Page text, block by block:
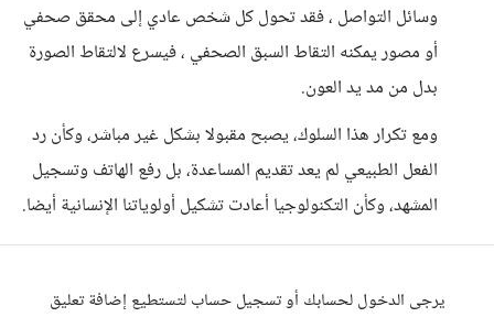
وسائل التواصل ، فقد تحول كل شخص عادي إلى محقق صحفي
أو مصور يمكنه التقاط السبق الصحفي ، فيسرع لالتقاط الصورة
بدل من مد يد العون.
ومع تكرار هذا السلوك، يصبح مقبولا بشكل غير مباشر، وكأن رد
الفعل الطبيعي لم يعد تقديم المساعدة، بل رفع الهاتف وتسجيل
المشهد، وكأن التكنولوجيا أعادت تشكيل أولوياتنا الإنسانية أيضا.
يرجى الدخول لحسابك أو تسجيل حساب لتستطيع إضافة تعليق